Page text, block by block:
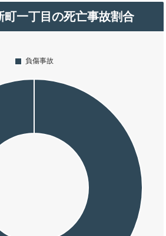
町一丁目の死亡事故割合